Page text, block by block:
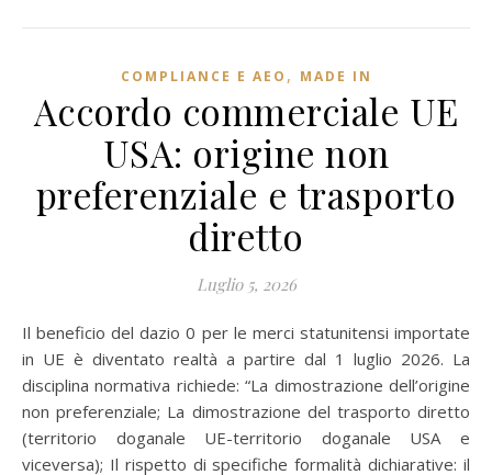
COMPLIANCE E AEO , MADE IN
Accordo commerciale UE
USA: origine non
preferenziale e trasporto
diretto
Luglio 5, 2026
Il beneficio del dazio 0 per le merci statunitensi importate
in UE è diventato realtà a partire dal 1 luglio 2026. La
disciplina normativa richiede: “La dimostrazione dell’origine
non preferenziale; La dimostrazione del trasporto diretto
(territorio doganale UE-territorio doganale USA e
viceversa); Il rispetto di specifiche formalità dichiarative: il